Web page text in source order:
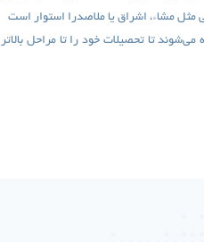
مثل مشاء، اشراق یا ملاصدرا استوار است
تا تحصیلات خود را تا مراحل بالاتر